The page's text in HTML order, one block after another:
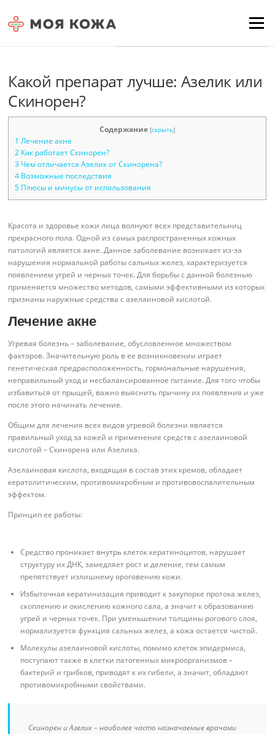
Menu
Какой препарат лучше: Азелик или
Скинорен?
Содержание [скрыть]
1 Лечение акне
2 Как работает Скинорен?
3 Чем отличается Азелик от Скинорена?
4 Возможные последствия
5 Плюсы и минусы от использования
Красота и здоровье кожи лица волнуют всех представительниц
прекрасного пола. Одной из самых распространенных кожных
патологий является акне. Данное заболевание возникает из-за
нарушения нормальной работы сальных желез, характеризуется
появлением угрей и черных точек. Для борьбы с данной болезнью
применяется множество методов, самыми эффективными из которых
признаны наружные средства с азелаиновой кислотой.
Лечение акне
Угревая болезнь – заболевание, обусловленное множеством
факторов. Значительную роль в ее возникновении играет
генетическая предрасположенность, гормональные нарушения,
неправильный уход и несбалансированное питание. Для того чтобы
избавиться от прыщей, важно выяснить причину их появления и уже
после этого начинать лечение.
Общим для лечения всех видов угревой болезни является
правильный уход за кожей и применение средств с азелаиновой
кислотой – Скинорена или Азелика.
Азелаиновая кислота, входящая в состав этих кремов, обладает
кератолитическим, противомикробным и противовоспалительным
эффектом.
Принцип ее работы:
Средство проникает внутрь клеток кератиноцитов, нарушает
структуру их ДНК, замедляет рост и деление, тем самым
препятствует излишнему ороговению кожи.
Избыточная кератинизация приводит к закупорке протока желез,
скоплению и окислению кожного сала, а значит к образованию
угрей и черных точек. При уменьшении толщины рогового слоя,
нормализуется функция сальных желез, а кожа остается чистой.
Молекулы азелаиновой кислоты, помимо клеток эпидермиса,
поступают также в клетки патогенных микроорганизмов –
бактерий и грибков, приводят к их гибели, а значит, обладают
противомикробными свойствами.
Скинорен и Азелик – наиболее часто назначаемые врачами
Для любых предложений по